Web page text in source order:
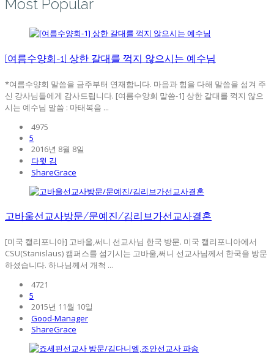
Most Popular
[여름수양회-1] 상한 갈대를 꺽지 않으시는 예수님
*여름수양회 말씀을 금주부터 연재합니다. 마음과 힘을 다해 말씀을 섬겨 주
신 강사님들에게 감사드립니다. [여름수양회 말씀-1] 상한 갈대를 꺽지 않으
시는 예수님 말씀 : 마태복음 ...
4975
5
2016년 8월 8일
다윗 김
ShareGrace
고바울선교사방문/문예진/김리브가선교사결혼
[미국 캘리포니아] 고바울,써니 선교사님 한국 방문. 미국 캘리포니아에서
CSU(Stanislaus) 캠퍼스를 섬기시는 고바울,써니 선교사님께서 한국을 방문
하셨습니다. 하나님께서 개척 ...
4721
5
2015년 11월 10일
Good-Manager
ShareGrace